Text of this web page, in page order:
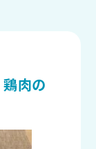
肉の